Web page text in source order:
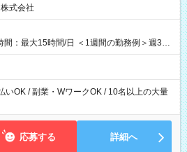
式会社
間：最大15時間/日 ＜1週間の勤務例＞週3回
：火・木・土・日 好きな時にお仕事
いOK / 副業・WワークOK / 10名以上の大量
応募する 詳細へ